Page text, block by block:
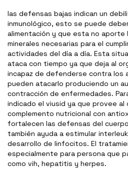
las defensas bajas indican un
inmunológico, esto se puede
alimentación y que esta no aporte
minerales necesarias para el
actividades del día a día. Esta
ataca con tiempo ya que deja al
incapaz de defenderse contra los
pueden atacarlo produciendo un
contracción de enfermedades.
indicado el viusid ya que provee al
complemento nutricional con
fortalecen las defensas del
también ayuda a estimular
desarrollo de linfocitos. El
especialmente para persona que
como vih, hepatitis y herpes.